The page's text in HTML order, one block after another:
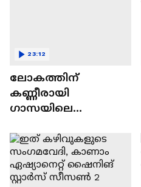
ലോകത്തിന്
കണ്ണീരായി
ഗാസയിലെ
കുഞ്ഞുങ്ങൾ
23:12